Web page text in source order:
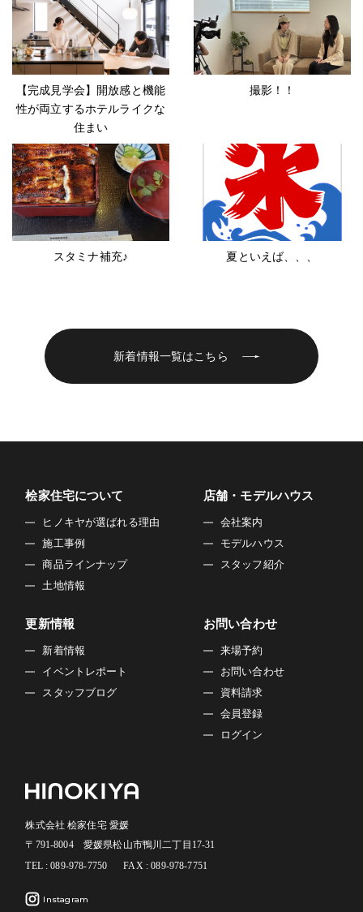
【完成見学会】開放感と機能
性が両立するホテルライクな
住まい
撮影！！
スタミナ補充♪ 夏といえば、、、
新着情報一覧はこちら
桧家住宅について
ヒノキヤが選ばれる理由
施工事例
商品ラインナップ
土地情報
店舗・モデルハウス
会社案内
モデルハウス
スタッフ紹介
更新情報
新着情報
イベントレポート
スタッフブログ
お問い合わせ
来場予約
お問い合わせ
資料請求
会員登録
ログイン
株式会社 桧家住宅 愛媛
〒791-8004 愛媛県松山市鴨川二丁目17-31
TEL : 089-978-7750
FAX : 089-978-7751
Instagram